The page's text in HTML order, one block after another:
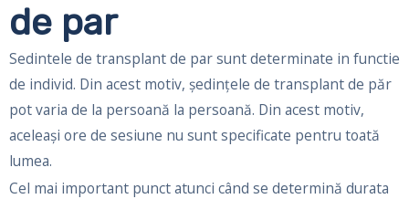
de par
Sedintele de transplant de par sunt determinate in functie
de individ. Din acest motiv, ședințele de transplant de păr
pot varia de la persoană la persoană. Din acest motiv,
aceleași ore de sesiune nu sunt specificate pentru toată
lumea.
Cel mai important punct atunci când se determină durata